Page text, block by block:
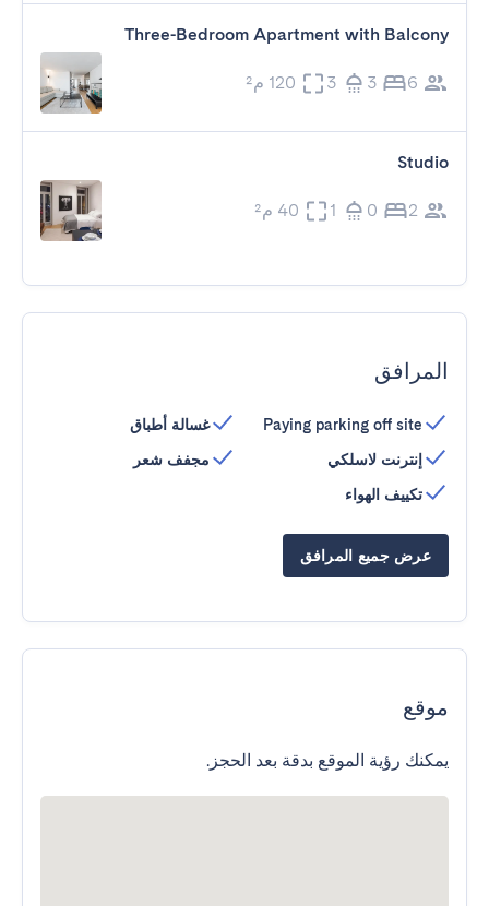
Three-Bedroom Apartment with Balcony
6
3
3 120 م²
Studio
2
0
1 40 م²
المرافق
Paying parking off site
إنترنت لاسلكي
تكييف الهواء
غسالة أطباق
مجفف شعر
عرض جميع المرافق
موقع
يمكنك رؤية الموقع بدقة بعد الحجز.